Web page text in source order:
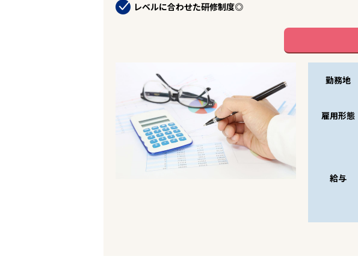
レベルに合わせた研修制度◎
勤務地
雇用形態
給与